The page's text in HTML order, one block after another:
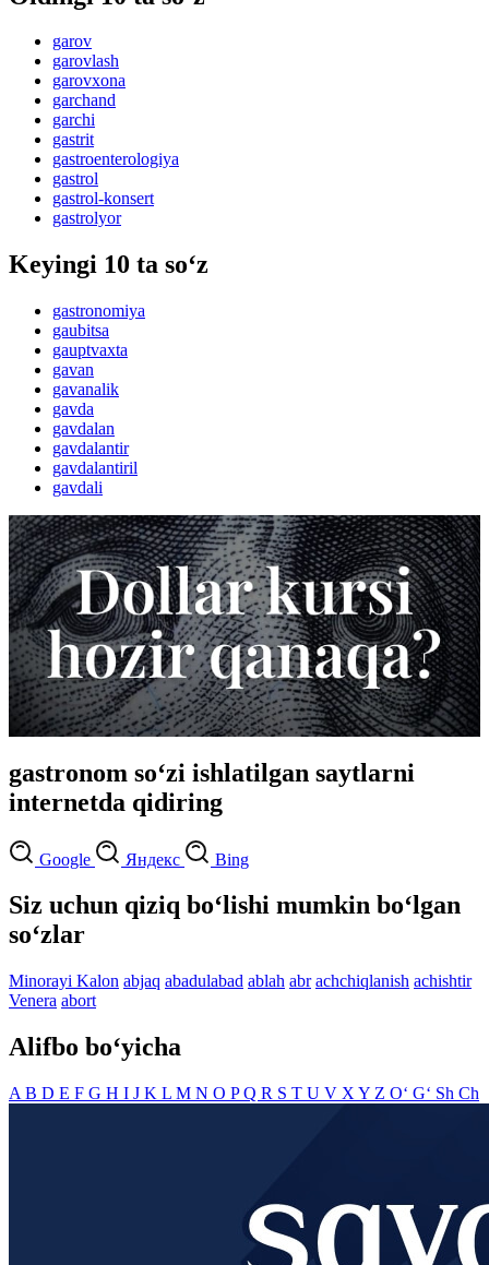
garov
garovlash
garovxona
garchand
garchi
gastrit
gastroenterologiya
gastrol
gastrol-konsert
gastrolyor
Keyingi 10 ta so‘z
gastronomiya
gaubitsa
gauptvaxta
gavan
gavanalik
gavda
gavdalan
gavdalantir
gavdalantiril
gavdali
gastronom so‘zi ishlatilgan saytlarni
internetda qidiring
Google Яндекс Bing
Siz uchun qiziq bo‘lishi mumkin bo‘lgan
so‘zlar
Minorayi Kalon abjaq abadulabad ablah abr achchiqlanish achishtir
Venera abort
Alifbo bo‘yicha
A B D E F G H I J K L M N O PQ R S T U V X Y Z O‘ G‘ Sh Ch